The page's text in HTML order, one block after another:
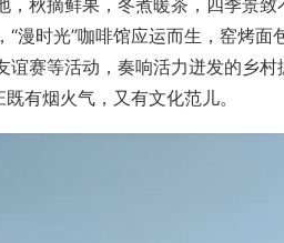
，秋摘鲜果，冬煮暖茶，四季景
“漫时光”咖啡馆应运而生，窑烤
赛等活动，奏响活力迸发的乡村
有烟火气，又有文化范儿。